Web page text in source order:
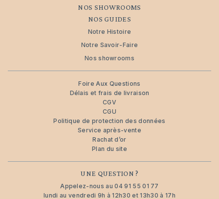
NOS SHOWROOMS
NOS GUIDES
Notre Histoire
Notre Savoir-Faire
Nos showrooms
Foire Aux Questions
Délais et frais de livraison
CGV
CGU
Politique de protection des données
Service après-vente
Rachat d’or
Plan du site
UNE QUESTION ?
Appelez-nous au04 91 55 01 77
lundi au vendredi 9h à 12h30 et 13h30 à 17h